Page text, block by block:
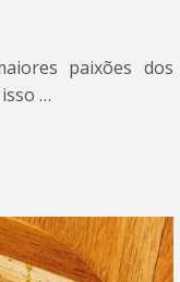
paixões dos
…